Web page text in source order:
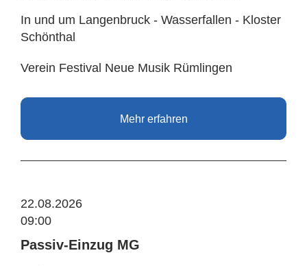
In und um Langenbruck - Wasserfallen - Kloster
Schönthal
Verein Festival Neue Musik Rümlingen
Mehr erfahren
22.08.2026
09:00
Passiv-Einzug MG